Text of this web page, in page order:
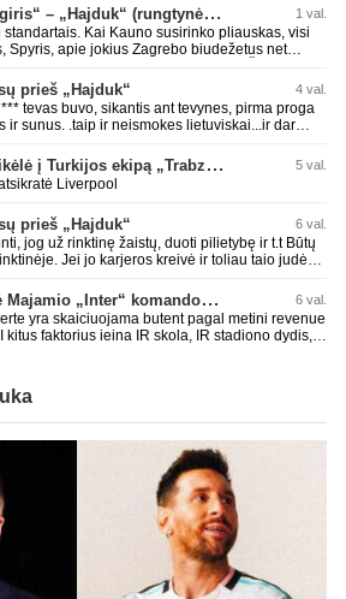
Konferencijų lyga: „Žalgiris“ – „Hajduk“ (rungtynės tiesiogiai) 1 val.
Kai Kauno susirinko pliauskas, visi
Spyris, apie jokius Zagrebo biudežetus net
prieš „Hajduk“ 4 val.
tevas buvo, sikantis ant tevynes, pirma proga
ir sunus. .taip ir neismokes lietuviskai...ir dar
M. Salah oficialiai persikėlė į Turkijos ekipą „Trabzonspor“ 5 val.
Liverpool
prieš „Hajduk“ 6 val.
jog už rinktinę žaistų, duoti pilietybę ir t.t Būtų
Jei jo karjeros kreivė ir toliau taio judės,
L. Messi gerokai pakėlė Majamio „Inter“ komandos vertę 6 val.
yra skaiciuojama butent pagal metini revenue
kitus faktorius ieina IR skola, IR stadiono dydis,
siemet. Be to, tie 200 pamineti cia yra visiskai
D. prasneko apie klubo vertes kelima, arba